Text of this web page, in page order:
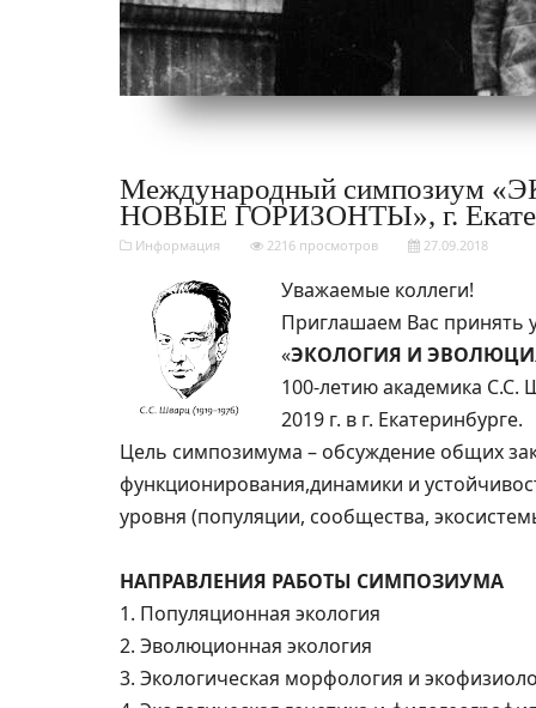
Международный
НОВЫЕ ГОРИЗОНТЫ», г.
Информация 2216 просмотров 27.09.2018
Уважаемые коллеги!
Приглашаем Вас принять
«ЭКОЛОГИЯ И
100-летию академика С.С.
2019 г. в г. Екатеринбурге.
Цель симпозимума – обсуждение общих
функционирования,динамики и
уровня (популяции, сообщества,
НАПРАВЛЕНИЯ РАБОТЫ СИМПОЗИУМА
1. Популяционная экология
2. Эволюционная экология
3. Экологическая морфология и